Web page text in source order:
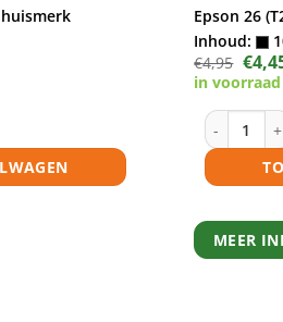
aantal
Epson 26
Inhoud:
€4,95
prijs
was:
€4,95.
€
in voorraad
Epson 26
MEER